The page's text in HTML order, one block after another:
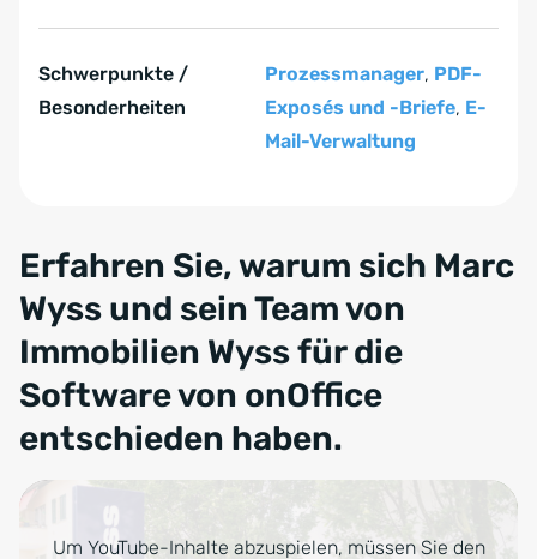
Schwerpunkte /
Besonderheiten
Prozessmanager, PDF-
Exposés und -Briefe, E-
Mail-Verwaltung
Erfahren Sie, warum sich Marc
Wyss und sein Team von
Immobilien Wyss für die
Software von onOffice
entschieden haben.
Um YouTube-Inhalte abzuspielen, müssen Sie den